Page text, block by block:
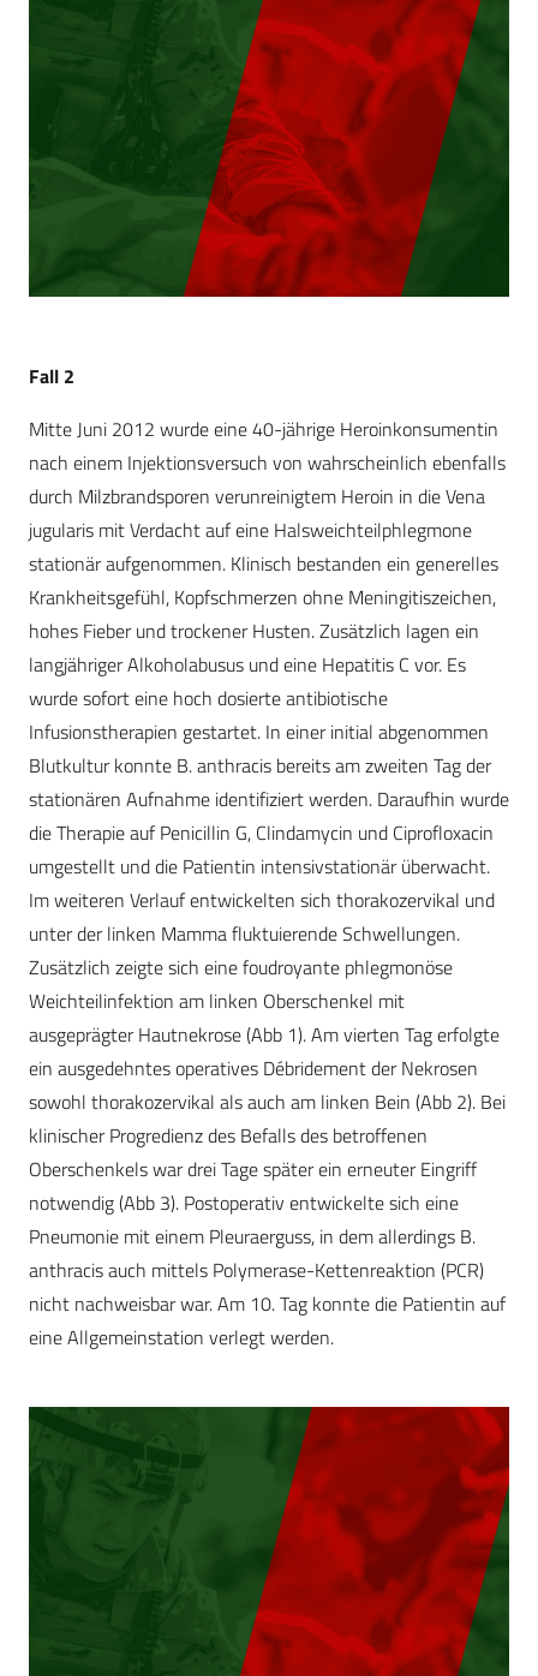
Fall 2
Mitte Juni 2012 wurde eine 40-jährige Heroinkonsumentin
nach einem Injektionsversuch von wahrscheinlich ebenfalls
durch Milzbrandsporen verunreinigtem Heroin in die Vena
jugularis mit Verdacht auf eine Halsweichteilphlegmone
stationär aufgenommen. Klinisch bestanden ein generelles
Krankheitsgefühl, Kopfschmerzen ohne Meningitiszeichen,
hohes Fieber und trockener Husten. Zusätzlich lagen ein
langjähriger Alkoholabusus und eine Hepatitis C vor. Es
wurde sofort eine hoch dosierte antibiotische
Infusionstherapien gestartet. In einer initial abgenommen
Blutkultur konnte B. anthracis bereits am zweiten Tag der
stationären Aufnahme identifiziert werden. Daraufhin wurde
die Therapie auf Penicillin G, Clindamycin und Ciprofloxacin
umgestellt und die Patientin intensivstationär überwacht.
Im weiteren Verlauf entwickelten sich thorakozervikal und
unter der linken Mamma fluktuierende Schwellungen.
Zusätzlich zeigte sich eine foudroyante phlegmonöse
Weichteilinfektion am linken Oberschenkel mit
ausgeprägter Hautnekrose (Abb 1). Am vierten Tag erfolgte
ein ausgedehntes operatives Débridement der Nekrosen
sowohl thorakozervikal als auch am linken Bein (Abb 2). Bei
klinischer Progredienz des Befalls des betroffenen
Oberschenkels war drei Tage später ein erneuter Eingriff
notwendig (Abb 3). Postoperativ entwickelte sich eine
Pneumonie mit einem Pleuraerguss, in dem allerdings B.
anthracis auch mittels Polymerase-Kettenreaktion (PCR)
nicht nachweisbar war. Am 10. Tag konnte die Patientin auf
eine Allgemeinstation verlegt werden.